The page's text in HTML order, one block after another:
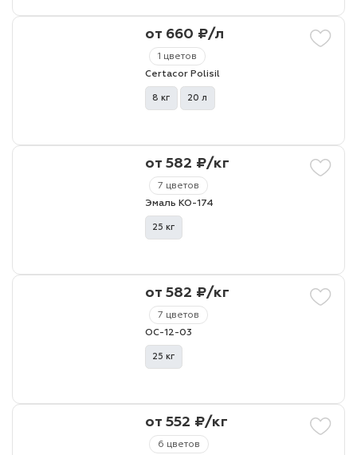
1 цветов
от 660 ₽/л
Certacor Polisil
8 кг 20 л
7 цветов
от 582 ₽/кг
Эмаль КО-174
25 кг
7 цветов
от 582 ₽/кг
ОС-12-03
25 кг
6 цветов
от 552 ₽/кг